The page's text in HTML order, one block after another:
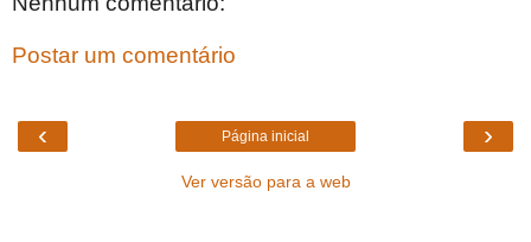
Postar um comentário
‹ ›
Página inicial
Ver versão para a web